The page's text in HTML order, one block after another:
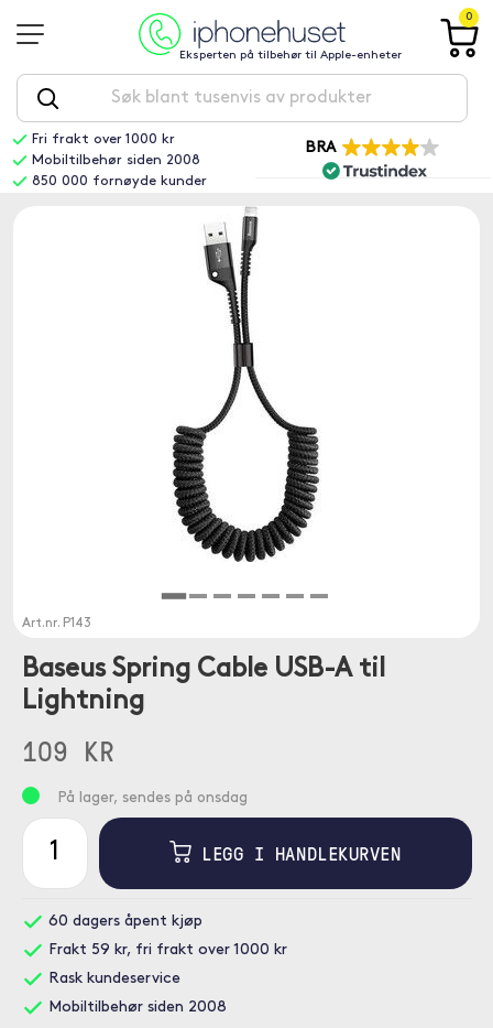
Eksperten på tilbehør til Apple-enheter
0
Fri frakt over 1000 kr
Mobiltilbehør siden 2008
850 000 fornøyde kunder
BRA
Art.nr. P143
Baseus Spring Cable USB-A til
Lightning
109 KR
På lager, sendes på onsdag
LEGG I HANDLEKURVEN
60 dagers åpent kjøp
Frakt 59 kr, fri frakt over 1000 kr
Rask kundeservice
Mobiltilbehør siden 2008